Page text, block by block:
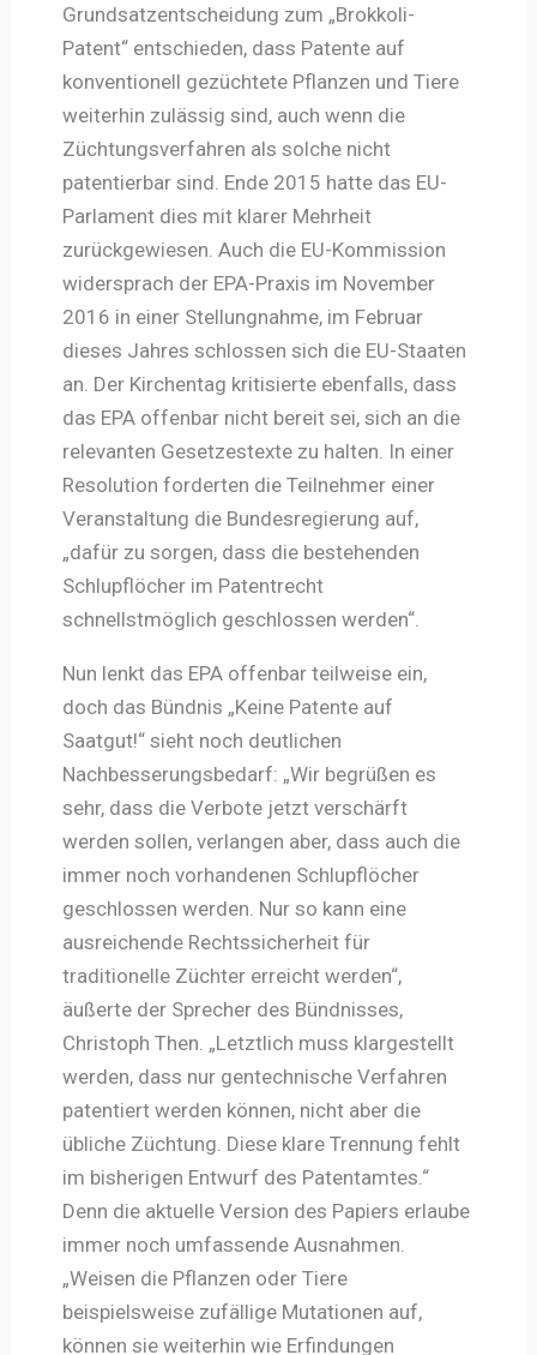
Grundsatzentscheidung zum „Brokkoli-
Patent“ entschieden, dass Patente auf
konventionell gezüchtete Pflanzen und Tiere
weiterhin zulässig sind, auch wenn die
Züchtungsverfahren als solche nicht
patentierbar sind. Ende 2015 hatte das EU-
Parlament dies mit klarer Mehrheit
zurückgewiesen. Auch die EU-Kommission
widersprach der EPA-Praxis im November
2016 in einer Stellungnahme, im Februar
dieses Jahres schlossen sich die EU-Staaten
an. Der Kirchentag kritisierte ebenfalls, dass
das EPA offenbar nicht bereit sei, sich an die
relevanten Gesetzestexte zu halten. In einer
Resolution forderten die Teilnehmer einer
Veranstaltung die Bundesregierung auf,
„dafür zu sorgen, dass die bestehenden
Schlupflöcher im Patentrecht
schnellstmöglich geschlossen werden“.
Nun lenkt das EPA offenbar teilweise ein,
doch das Bündnis „Keine Patente auf
Saatgut!“ sieht noch deutlichen
Nachbesserungsbedarf: „Wir begrüßen es
sehr, dass die Verbote jetzt verschärft
werden sollen, verlangen aber, dass auch die
immer noch vorhandenen Schlupflöcher
geschlossen werden. Nur so kann eine
ausreichende Rechtssicherheit für
traditionelle Züchter erreicht werden“,
äußerte der Sprecher des Bündnisses,
Christoph Then. „Letztlich muss klargestellt
werden, dass nur gentechnische Verfahren
patentiert werden können, nicht aber die
übliche Züchtung. Diese klare Trennung fehlt
im bisherigen Entwurf des Patentamtes.“
Denn die aktuelle Version des Papiers erlaube
immer noch umfassende Ausnahmen.
„Weisen die Pflanzen oder Tiere
beispielsweise zufällige Mutationen auf,
können sie weiterhin wie Erfindungen